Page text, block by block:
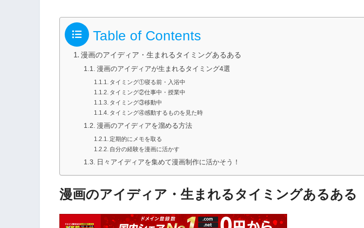
Table of Contents
漫画のアイディア・生まれるタイミングあるある
漫画のアイディアが生まれるタイミング4選
タイミング①寝る前・入浴中
タイミング②仕事中・授業中
タイミング③移動中
タイミング④感動するものを見た時
漫画のアイディアを溜める方法
定期的にメモを取る
自分の経験を漫画に活かす
日々アイディアを集めて漫画制作に活かそう！
漫画のアイディア・生まれるタイミングあるある